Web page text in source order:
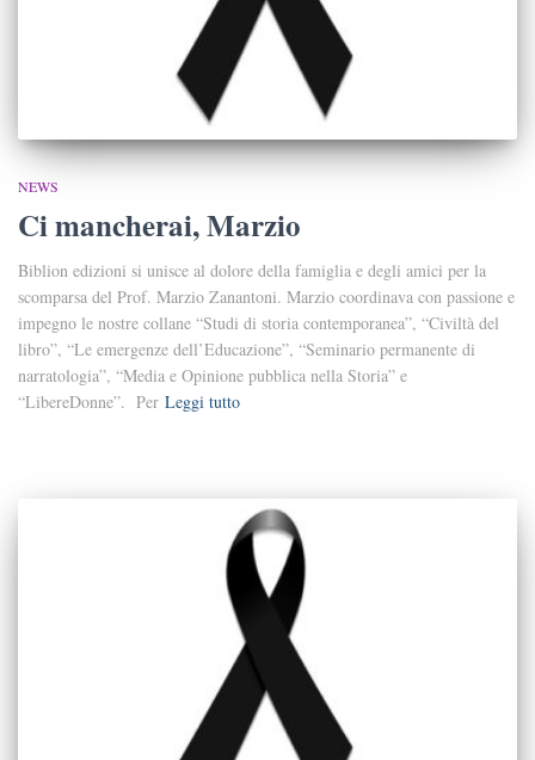
NEWS
Ci mancherai, Marzio
Biblion edizioni si unisce al dolore della famiglia e degli amici per la
scomparsa del Prof. Marzio Zanantoni. Marzio coordinava con passione e
impegno le nostre collane “Studi di storia contemporanea”, “Civiltà del
libro”, “Le emergenze dell’Educazione”, “Seminario permanente di
narratologia”, “Media e Opinione pubblica nella Storia” e
“LibereDonne”. Per Leggi tutto